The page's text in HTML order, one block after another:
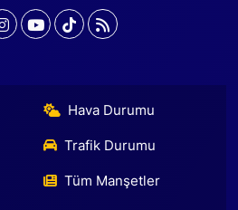
Hava Durumu
Trafik Durumu
Tüm Manşetler